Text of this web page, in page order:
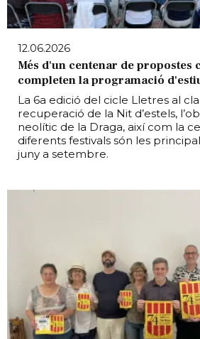
12.06.2026
Més d'un centenar de propostes
completen la programació
La 6a edició del cicle Lletres al
recuperació de la Nit d’estels,
neolític de la Draga, així com la
diferents festivals són les
juny a setembre.